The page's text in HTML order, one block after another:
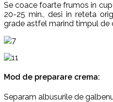
Se coace foarte frumos in
20-25 min., desi in reteta
grade astfel marind timpul de
Mod de preparare crema:
Separam albusurile de